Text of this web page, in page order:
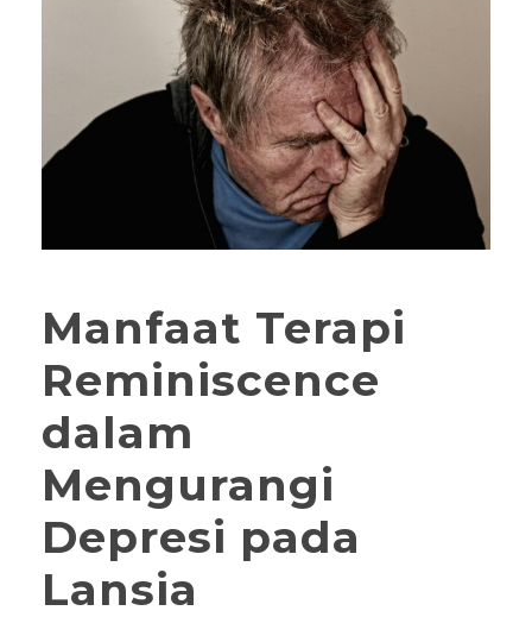
Manfaat Terapi
Reminiscence
dalam
Mengurangi
Depresi pada
Lansia